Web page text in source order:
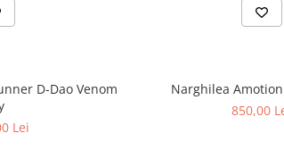
D-Dao Venom
Lei
Narghilea
850,00